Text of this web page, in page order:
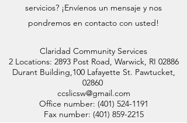
servicios? ¡Envíenos un mensaje y nos
pondremos en contacto con usted!
Claridad Community Services
2 Locations: 2893 Post Road, Warwick, RI 02886
Durant Building,100 Lafayette St. Pawtucket,
02860
ccslicsw@gmail.com
Office number: (401) 524-1191
Fax number: (401) 859-2215